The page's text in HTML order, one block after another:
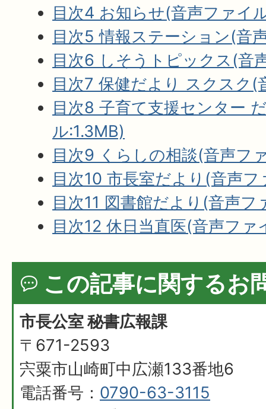
目次4 お知らせ(音声ファイ
目次5 情報ステーション(音
目次6 しそうトピックス(音
目次7 保健だより スクスク(
目次8 子育て支援センター
ル:1.3MB)
目次9 くらしの相談(音声フ
目次10 市長室だより(音声
目次11 図書館だより(音声
目次12 休日当直医(音声フ
この記事に関するお
市長公室 秘書広報課
〒671-2593
宍粟市山崎町中広瀬133番地6
電話番号： 0790-63-3115